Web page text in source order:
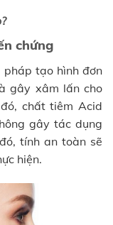
chứng
tạo hình đơn
gây xâm lấn cho
chất tiêm Acid
gây tác dụng
tính an toàn sẽ
hiện.